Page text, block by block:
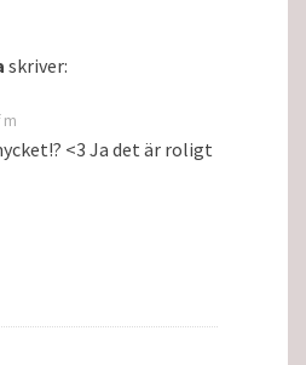
skriver:
m
<3 Ja det är roligt